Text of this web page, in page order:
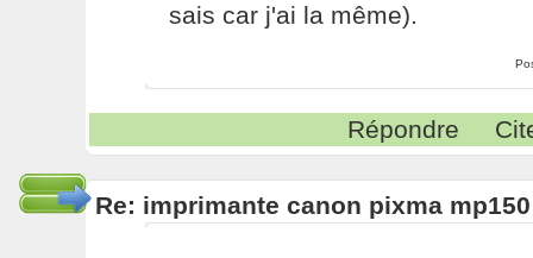
sais car j'ai la même).
Répondre
Re: imprimante canon pixma mp150